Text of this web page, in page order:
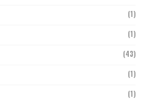
(1)
(1)
(43)
(1)
(1)